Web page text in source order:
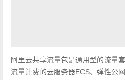
阿里云共享流量包是通用型的流量
流量计费的云服务器ECS、弹性公